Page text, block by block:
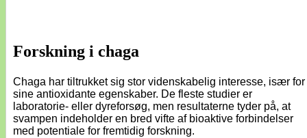
Forskning i chaga
Chaga har tiltrukket sig stor videnskabelig interesse, især for
sine antioxidante egenskaber. De fleste studier er
laboratorie- eller dyreforsøg, men resultaterne tyder på, at
svampen indeholder en bred vifte af bioaktive forbindelser
med potentiale for fremtidig forskning.